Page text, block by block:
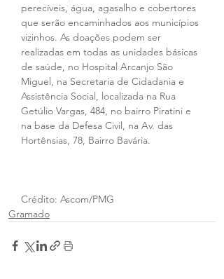
perecíveis, água, agasalho e cobertores
que serão encaminhados aos municípios
vizinhos. As doações podem ser
realizadas em todas as unidades básicas
de saúde, no Hospital Arcanjo São
Miguel, na Secretaria de Cidadania e
Assistência Social, localizada na Rua
Getúlio Vargas, 484, no bairro Piratini e
na base da Defesa Civil, na Av. das
Hortênsias, 78, Bairro Bavária.
Crédito: Ascom/PMG
Gramado